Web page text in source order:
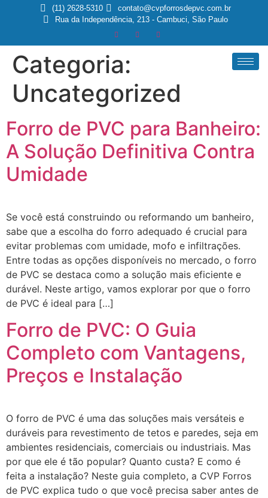
(11) 2628-5310
contato@cvpforrosdepvc.com.br
Rua da Independência, 213 - Cambuci, São Paulo
Categoria:
Uncategorized
Forro de PVC para Banheiro:
A Solução Definitiva Contra
Umidade
Se você está construindo ou reformando um banheiro,
sabe que a escolha do forro adequado é crucial para
evitar problemas com umidade, mofo e infiltrações.
Entre todas as opções disponíveis no mercado, o forro
de PVC se destaca como a solução mais eficiente e
durável. Neste artigo, vamos explorar por que o forro
de PVC é ideal para […]
Forro de PVC: O Guia
Completo com Vantagens,
Preços e Instalação
O forro de PVC é uma das soluções mais versáteis e
duráveis para revestimento de tetos e paredes, seja em
ambientes residenciais, comerciais ou industriais. Mas
por que ele é tão popular? Quanto custa? E como é
feita a instalação? Neste guia completo, a CVP Forros
de PVC explica tudo o que você precisa saber antes de